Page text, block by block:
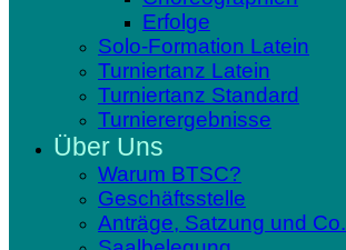
Erfolge
Solo-Formation Latein
Turniertanz Latein
Turniertanz Standard
Turnierergebnisse
Über Uns
Warum BTSC?
Geschäftsstelle
Anträge, Satzung und Co.